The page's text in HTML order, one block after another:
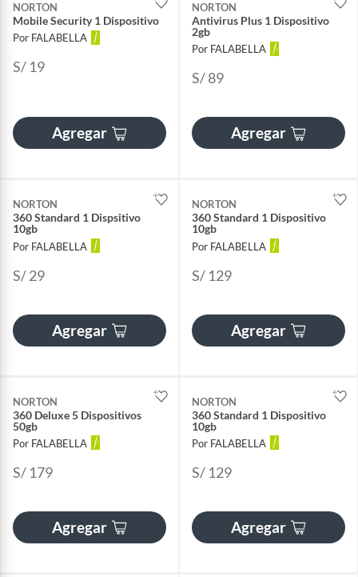
NORTON
Mobile Security 1 Dispositivo
Por FALABELLA
S/ 19
Agregar
NORTON
Antivirus Plus 1 Dispositivo
2gb
Por FALABELLA
S/ 89
Agregar
NORTON
360 Standard 1 Dispsitivo
10gb
Por FALABELLA
S/ 29
Agregar
NORTON
360 Standard 1 Dispositivo
10gb
Por FALABELLA
S/ 129
Agregar
NORTON
360 Deluxe 5 Dispositivos
50gb
Por FALABELLA
S/ 179
Agregar
NORTON
360 Standard 1 Dispositivo
10gb
Por FALABELLA
S/ 129
Agregar